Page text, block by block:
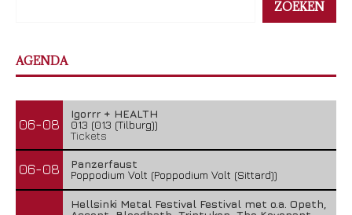
ZOEKEN
AGENDA
06-08
Igorrr + HEALTH
013 (013 (Tilburg))
Tickets
06-08
Panzerfaust
Poppodium Volt (Poppodium Volt (Sittard))
Hellsinki Metal Festival Festival met o.a. Opeth,